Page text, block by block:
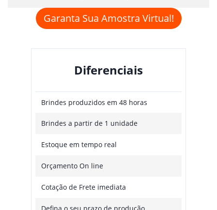
Garanta Sua Amostra Virtual!
Diferenciais
Brindes produzidos em 48 horas
Brindes a partir de 1 unidade
Estoque em tempo real
Orçamento On line
Cotação de Frete imediata